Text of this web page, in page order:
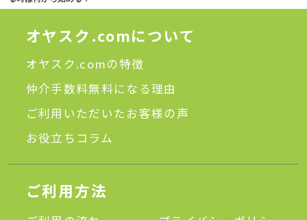
オヤスク.comについて
オヤスク.comの特徴
仲介手数料無料になる理由
ご利用いただいたお客様の声
お役立ちコラム
ご利用方法